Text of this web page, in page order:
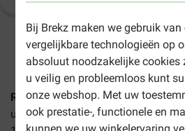
Bij Brekz maken we gebruik
vergelijkbare technologieën op
absoluut noodzakelijke cookies
u veilig en probleemloos kunt
onze webshop. Met uw
ook prestatie-, functionele en
1-3 werkdagen
Royal Canin Kitten Persian
uitgebalanceerde voeding voor